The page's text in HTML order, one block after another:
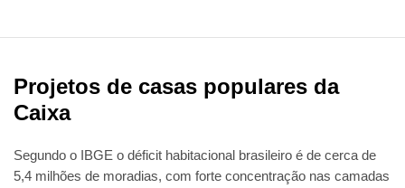
Projetos de casas populares da
Caixa
Segundo o IBGE o déficit habitacional brasileiro é de cerca de
5,4 milhões de moradias, com forte concentração nas camadas